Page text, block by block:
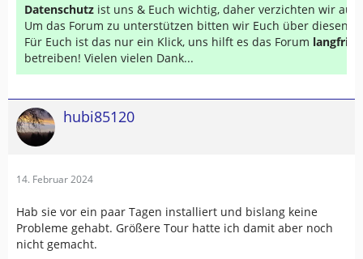
Datenschutz ist uns & Euch wichtig, daher verzichten wir auf
Um das Forum zu unterstützen bitten wir Euch über diesen
Für Euch ist das nur ein Klick, uns hilft es das Forum
betreiben! Vielen vielen Dank...
hubi85120
14. Februar 2024
Hab sie vor ein paar Tagen installiert und bislang keine
Probleme gehabt. Größere Tour hatte ich damit aber noch
nicht gemacht.